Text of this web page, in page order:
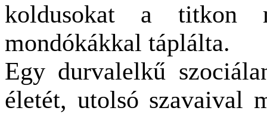
koldusokat a
titkon
mondókákkal táplálta.
Egy durvalelkű
életét, utolsó szavaival